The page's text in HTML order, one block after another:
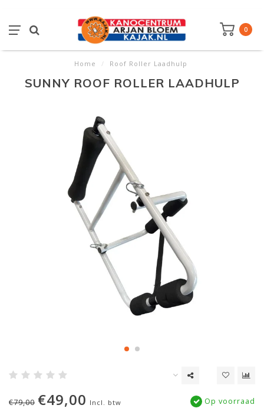
0
Home / Roof Roller Laadhulp
SUNNY ROOF ROLLER LAADHULP
€79,00 €49,00 Incl. btw Op voorraad